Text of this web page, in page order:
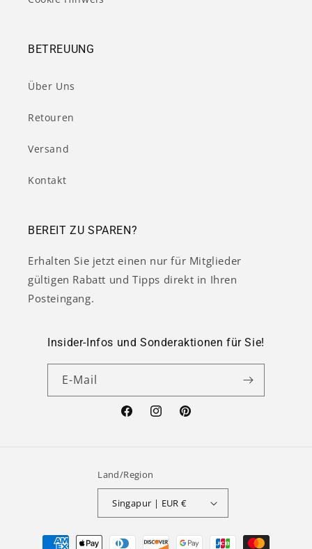
BETREUUNG
Über Uns
Retouren
Versand
Kontakt
BEREIT ZU SPAREN?
Erhalten Sie jetzt einen nur für Mitglieder
gültigen Rabatt und Tipps direkt in Ihren
Posteingang.
Insider-Infos und Sonderaktionen für Sie!
E-Mail
FacebookInstagramPinterest
Land/Region
Singapur | EUR €
Zahlungsmethoden